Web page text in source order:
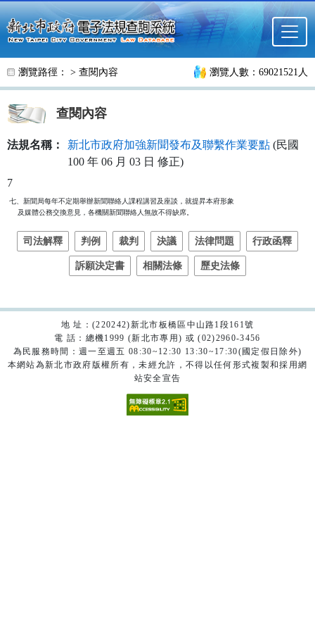
跳至主要內容
瀏覽路徑： > 查閱內容 瀏覽人數：69021521人
查閱內容
法規名稱： 新北市政府加強新聞發布及聯繫作業要點 (民國
100 年 06 月 03 日 修正)
7
七、新聞局每年不定期舉辦新聞聯絡人課程講習及座談，就提昇本府形象
    及媒體公務交換意見，各機關新聞聯絡人無故不得缺席。
司法解釋 判例 裁判 決議 法律問題 行政函釋
訴願決定書 相關法條 歷史法條
地 址：(220242)新北市板橋區中山路1段161號
電 話：總機1999 (新北市專用) 或 (02)2960-3456
為民服務時間：週一至週五 08:30~12:30 13:30~17:30(國定假日除外)
本網站為新北市政府版權所有，未經允許，不得以任何形式複製和採用網
站安全宣告